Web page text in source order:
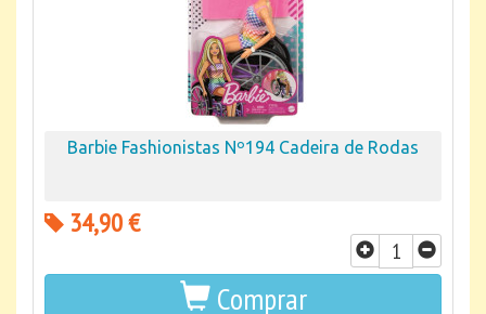
Barbie Fashionistas Nº194 Cadeira de Rodas
34,90 €
Comprar